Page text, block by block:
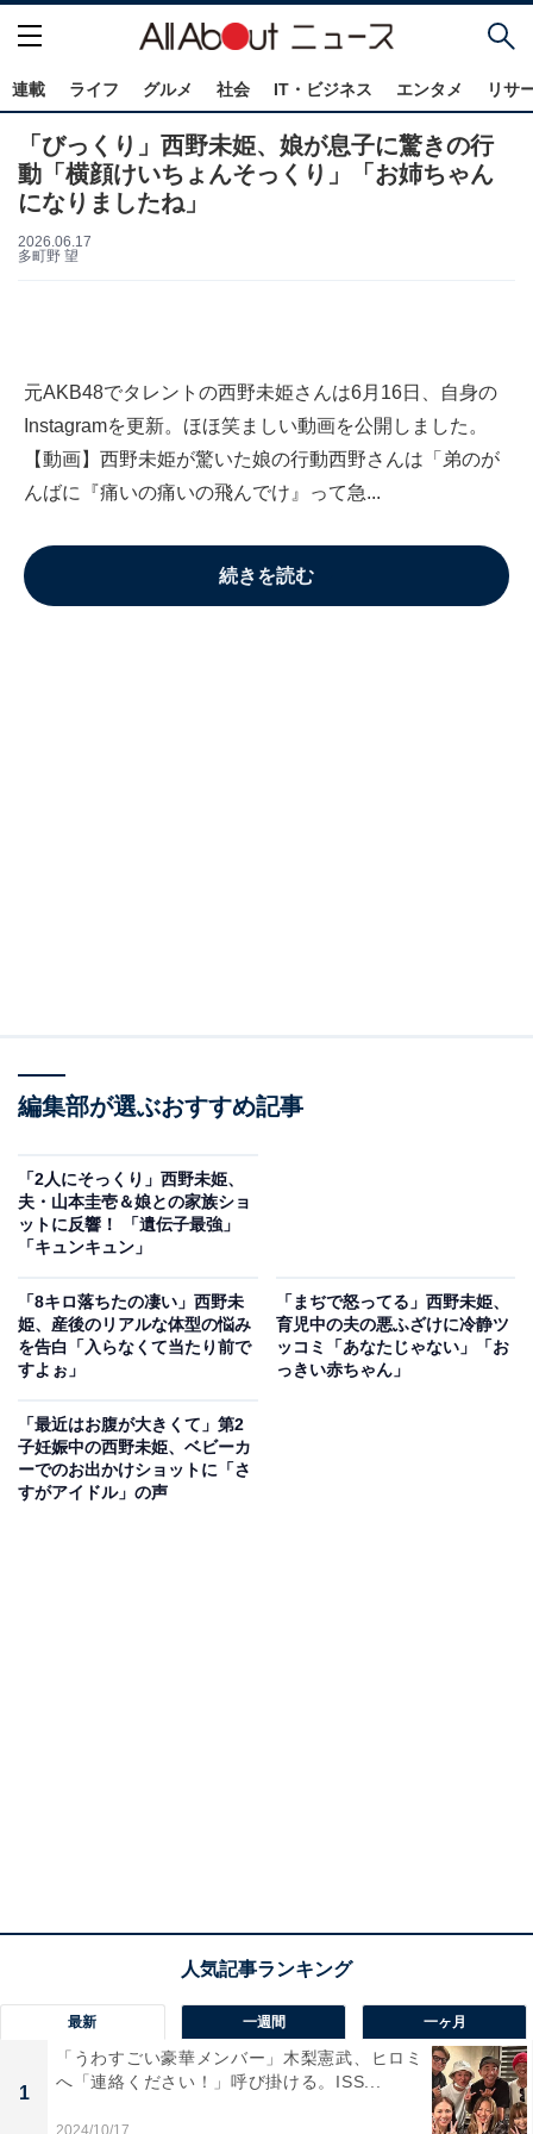
連載 ライフ グルメ 社会 IT・ビジネス エンタメ リサ
「びっくり」西野未姫、娘が息子に驚きの行
動「横顔けいちょんそっくり」「お姉ちゃん
になりましたね」
2026.06.17
多町野 望
元AKB48でタレントの西野未姫さんは6月16日、自身の
Instagramを更新。ほほ笑ましい動画を公開しました。
【動画】西野未姫が驚いた娘の行動西野さんは「弟のが
んばに『痛いの痛いの飛んでけ』って急...
続きを読む
編集部が選ぶおすすめ記事
「2人にそっくり」西野未姫、
夫・山本圭壱＆娘との家族ショ
ットに反響！ 「遺伝子最強」
「キュンキュン」
「8キロ落ちたの凄い」西野未
姫、産後のリアルな体型の悩み
を告白「入らなくて当たり前で
すよぉ」
「まぢで怒ってる」西野未姫、
育児中の夫の悪ふざけに冷静ツ
ッコミ「あなたじゃない」「お
っきい赤ちゃん」
「最近はお腹が大きくて」第2
子妊娠中の西野未姫、ベビーカ
ーでのお出かけショットに「さ
すがアイドル」の声
最新 一週間 一ヶ月
1
「うわすごい豪華メンバー」木梨憲武、ヒロミ
へ「連絡ください！」呼び掛ける。ISS...